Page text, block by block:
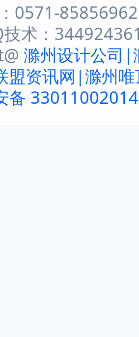
0571-
技术：
滁州设计公司|
盟资讯网|滁州
备